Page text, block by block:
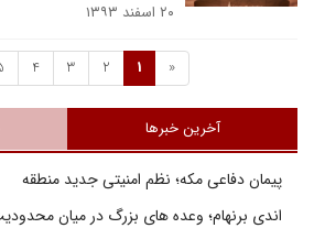
۲۰ اسفند ۱۳۹۳
«
1
2
3
4
آخرین خبرها
پیمان دفاعی مکه؛ نظم امنیتی جدید منطقه
اندی برنهام؛ وعده های بزرگ در میان